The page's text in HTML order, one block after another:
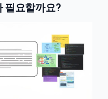
필요할까요?